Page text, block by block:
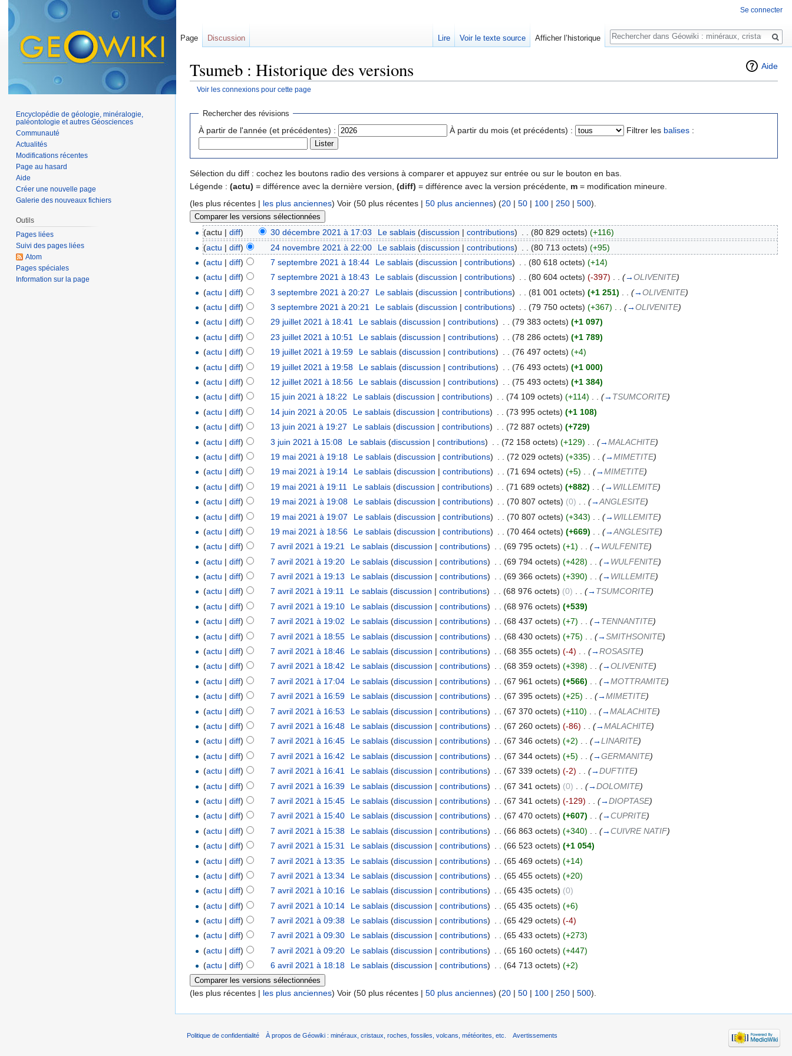
Aide
Tsumeb : Historique des versions
Voir les connexions pour cette page
Rechercher des révisions
À partir de l'année (et précédentes) : À partir du mois (et précédents) : Filtrer les balises :
Sélection du diff : cochez les boutons radio des versions à comparer et appuyez sur entrée ou sur le bouton en bas.
Légende : (actu) = différence avec la dernière version, (diff) = différence avec la version précédente, m = modification mineure.
(les plus récentes | les plus anciennes) Voir (50 plus récentes | 50 plus anciennes) (20 | 50 | 100 | 250 | 500).
(actu |diff) 30 décembre 2021 à 17:03 Le sablais (discussion | contributions) (80 829 octets) (+116)
(actu |diff) 24 novembre 2021 à 22:00 Le sablais (discussion | contributions) (80 713 octets) (+95)
(actu |diff) 7 septembre 2021 à 18:44 Le sablais (discussion | contributions) (80 618 octets) (+14)
(actu |diff) 7 septembre 2021 à 18:43 Le sablais (discussion | contributions) . . (80 604 octets) (-397) . . (→OLIVENITE)
(actu |diff) 3 septembre 2021 à 20:27 Le sablais (discussion | contributions) (81 001 octets) (+1 251) (→OLIVENITE)
(actu |diff) 3 septembre 2021 à 20:21 Le sablais (discussion | contributions) (79 750 octets) (+367) (→OLIVENITE)
(actu |diff) 29 juillet 2021 à 18:41 Le sablais (discussion | contributions) . . (79 383 octets) (+1 097)
(actu |diff) 23 juillet 2021 à 10:51 Le sablais (discussion | contributions) (78 286 octets) (+1 789)
(actu |diff) 19 juillet 2021 à 19:59 Le sablais (discussion | contributions) . . (76 497 octets) (+4)
(actu |diff) 19 juillet 2021 à 19:58 Le sablais (discussion | contributions) (76 493 octets) (+1 000)
(actu |diff) 12 juillet 2021 à 18:56 Le sablais (discussion | contributions) (75 493 octets) (+1 384)
(actu |diff) 15 juin 2021 à 18:22 Le sablais (discussion | contributions) . . (74 109 octets) (+114) . . (→ TSUMCORITE)
(actu |diff) 14 juin 2021 à 20:05 Le sablais (discussion | contributions) (73 995 octets) (+1 108)
(actu |diff) 13 juin 2021 à 19:27 Le sablais (discussion | contributions) (72 887 octets) (+729)
(actu |diff) 3 juin 2021 à 15:08 Le sablais (discussion | contributions) (72 158 octets) (+129) (→MALACHITE)
(actu |diff) 19 mai 2021 à 19:18 Le sablais (discussion | contributions) (72 029 octets) (+335) (→MIMETITE)
(actu |diff) 19 mai 2021 à 19:14 Le sablais (discussion | contributions) . . (71 694 octets) (+5) . . (→MIMETITE)
(actu |diff) 19 mai 2021 à 19:11 Le sablais (discussion | contributions) (71 689 octets) (+882) (→ WILLEMITE)
(actu |diff) 19 mai 2021 à 19:08 Le sablais (discussion | contributions) (70 807 octets) (0) (→ANGLESITE)
(actu |diff) 19 mai 2021 à 19:07 Le sablais (discussion | contributions) (70 807 octets) (+343) (→ WILLEMITE)
(actu |diff) 19 mai 2021 à 18:56 Le sablais (discussion | contributions) (70 464 octets) (+669) (→ANGLESITE)
(actu |diff) 7 avril 2021 à 19:21 Le sablais (discussion | contributions) . . (69 795 octets) (+1) . . (→ WULFENITE)
(actu |diff) 7 avril 2021 à 19:20 Le sablais (discussion | contributions) (69 794 octets) (+428) (→ WULFENITE)
(actu |diff) 7 avril 2021 à 19:13 Le sablais (discussion | contributions) (69 366 octets) (+390) (→ WILLEMITE)
(actu |diff) 7 avril 2021 à 19:11 Le sablais (discussion | contributions) . . (68 976 octets) (0) . . (→ TSUMCORITE)
(actu |diff) 7 avril 2021 à 19:10 Le sablais (discussion | contributions) (68 976 octets) (+539)
(actu |diff) 7 avril 2021 à 19:02 Le sablais (discussion | contributions) . . (68 437 octets) (+7) . . (→ TENNANTITE)
(actu |diff) 7 avril 2021 à 18:55 Le sablais (discussion | contributions) (68 430 octets) (+75) (→SMITHSONITE)
(actu |diff) 7 avril 2021 à 18:46 Le sablais (discussion | contributions) (68 355 octets) (-4) (→ROSASITE)
(actu |diff) 7 avril 2021 à 18:42 Le sablais (discussion | contributions) . . (68 359 octets) (+398) . . (→OLIVENITE)
(actu |diff) 7 avril 2021 à 17:04 Le sablais (discussion | contributions) (67 961 octets) (+566) (→MOTTRAMITE)
(actu |diff) 7 avril 2021 à 16:59 Le sablais (discussion | contributions) . . (67 395 octets) (+25) . . (→MIMETITE)
(actu |diff) 7 avril 2021 à 16:53 Le sablais (discussion | contributions) (67 370 octets) (+110) (→MALACHITE)
(actu |diff) 7 avril 2021 à 16:48 Le sablais (discussion | contributions) (67 260 octets) (-86) (→MALACHITE)
(actu |diff) 7 avril 2021 à 16:45 Le sablais (discussion | contributions) . . (67 346 octets) (+2) . . (→LINARITE)
(actu |diff) 7 avril 2021 à 16:42 Le sablais (discussion | contributions) (67 344 octets) (+5) (→GERMANITE)
(actu |diff) 7 avril 2021 à 16:41 Le sablais (discussion | contributions) (67 339 octets) (-2) (→DUFTITE)
(actu |diff) 7 avril 2021 à 16:39 Le sablais (discussion | contributions) (67 341 octets) (0) (→DOLOMITE)
(actu |diff) 7 avril 2021 à 15:45 Le sablais (discussion | contributions) (67 341 octets) (-129) (→DIOPTASE)
(actu |diff) 7 avril 2021 à 15:40 Le sablais (discussion | contributions) . . (67 470 octets) (+607) . . (→CUPRITE)
(actu |diff) 7 avril 2021 à 15:38 Le sablais (discussion | contributions) (66 863 octets) (+340) (→CUIVRE NATIF)
(actu |diff) 7 avril 2021 à 15:31 Le sablais (discussion | contributions) (66 523 octets) (+1 054)
(actu |diff) 7 avril 2021 à 13:35 Le sablais (discussion | contributions) (65 469 octets) (+14)
(actu |diff) 7 avril 2021 à 13:34 Le sablais (discussion | contributions) (65 455 octets) (+20)
(actu |diff) 7 avril 2021 à 10:16 Le sablais (discussion | contributions) . . (65 435 octets) (0)
(actu |diff) 7 avril 2021 à 10:14 Le sablais (discussion | contributions) (65 435 octets) (+6)
(actu |diff) 7 avril 2021 à 09:38 Le sablais (discussion | contributions) (65 429 octets) (-4)
(actu |diff) 7 avril 2021 à 09:30 Le sablais (discussion | contributions) . . (65 433 octets) (+273)
(actu |diff) 7 avril 2021 à 09:20 Le sablais (discussion | contributions) (65 160 octets) (+447)
(actu |diff) 6 avril 2021 à 18:18 Le sablais (discussion | contributions) . . (64 713 octets) (+2)
(les plus récentes | les plus anciennes) Voir (50 plus récentes | 50 plus anciennes) (20 | 50 | 100 | 250 | 500).
Se connecter
Page Discussion Lire Voir le texte source Afficher l’historique
Rechercher
Encyclopédie de géologie, minéralogie,
paléontologie et autres Géosciences
Communauté
Actualités
Modifications récentes
Page au hasard
Aide
Créer une nouvelle page
Galerie des nouveaux fichiers
Outils
Pages liées
Suivi des pages liées
Atom
Pages spéciales
Information sur la page
Politique de confidentialité À propos de Géowiki : minéraux, cristaux, roches, fossiles, volcans, météorites, etc. Avertissements